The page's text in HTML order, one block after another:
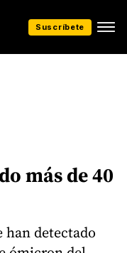
Suscríbete
más de 40
han detectado